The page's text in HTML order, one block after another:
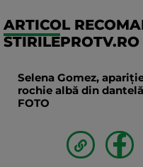
ARTICOL
STIRILEPROTV.RO
Selena Gomez,
rochie albă din dantelă
FOTO